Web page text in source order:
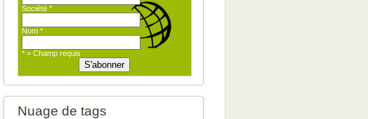
Société *
Nom *
* = Champ requis
Nuage de tags